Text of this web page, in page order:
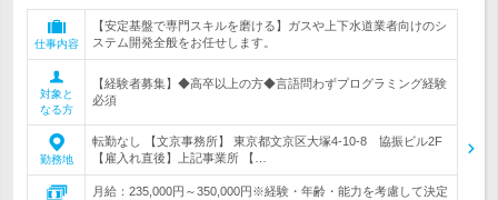
仕事内容
【安定基盤で専門スキルを磨ける】ガスや上下水道業者向けのシ
ステム開発全般をお任せします。
対象と
なる方
【経験者募集】◆高卒以上の方◆言語問わずプログラミング経験
必須
勤務地
転勤なし 【文京事務所】 東京都文京区大塚4-10-8 協振ビル2F
【雇入れ直後】上記事業所 【…
月給：235,000円～350,000円※経験・年齢・能力を考慮して決定